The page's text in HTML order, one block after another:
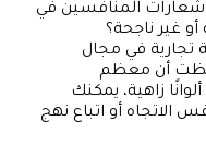
شعارات المنافسين في
غير ناجحة؟
تجارية في مجال
أن معظم
زاهية، يمكنك
الاتجاه أو اتباع نهج